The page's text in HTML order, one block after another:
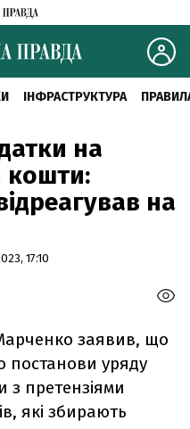
ІНФРАСТРУКТУРА
на
кошти:
на
17:10
Марченко заявив, що
постанови уряду
претензіями
які збирають